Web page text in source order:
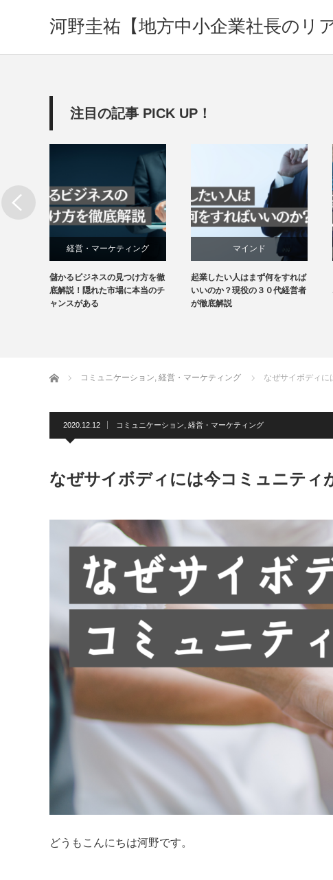
河野圭祐【地方中小企業社長のリア
注目の記事 PICK UP！
マインド
経営・マーケティング
起業したい人はまず何をすれば
いいのか？現役の３０代経営者
が徹底解説
健康・フィットネス
経営・マーケティング
ジム経営者が語るパーソナルジ
ム個人経営の真実！その起業で
自由にはなれません
ホーム コミュニケーション, 経営・マーケティング なぜサイボディに
2020.12.12 コミュニケーション 経営・マーケティング
なぜサイボディには今コミュニティ
どうもこんにちは河野です。